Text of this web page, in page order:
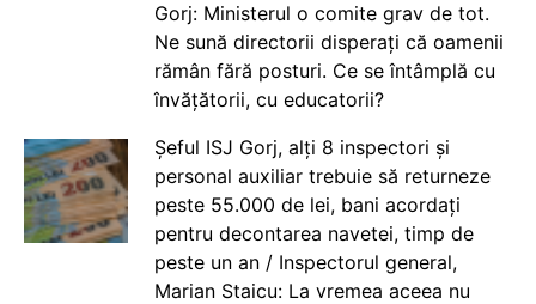
Gorj: Ministerul o comite grav de tot.
Ne sună directorii disperați că oamenii
rămân fără posturi. Ce se întâmplă cu
învățătorii, cu educatorii?
Șeful ISJ Gorj, alți 8 inspectori și
personal auxiliar trebuie să returneze
peste 55.000 de lei, bani acordați
pentru decontarea navetei, timp de
peste un an / Inspectorul general,
Marian Staicu: La vremea aceea nu